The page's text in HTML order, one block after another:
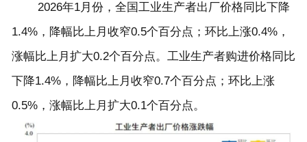
登录
2026年1月份，全国工业生产者出厂价格同比下降
1.4%，降幅比上月收窄0.5个百分点；环比上涨0.4%，
涨幅比上月扩大0.2个百分点。工业生产者购进价格同比
下降1.4%，降幅比上月收窄0.7个百分点；环比上涨
0.5%，涨幅比上月扩大0.1个百分点。